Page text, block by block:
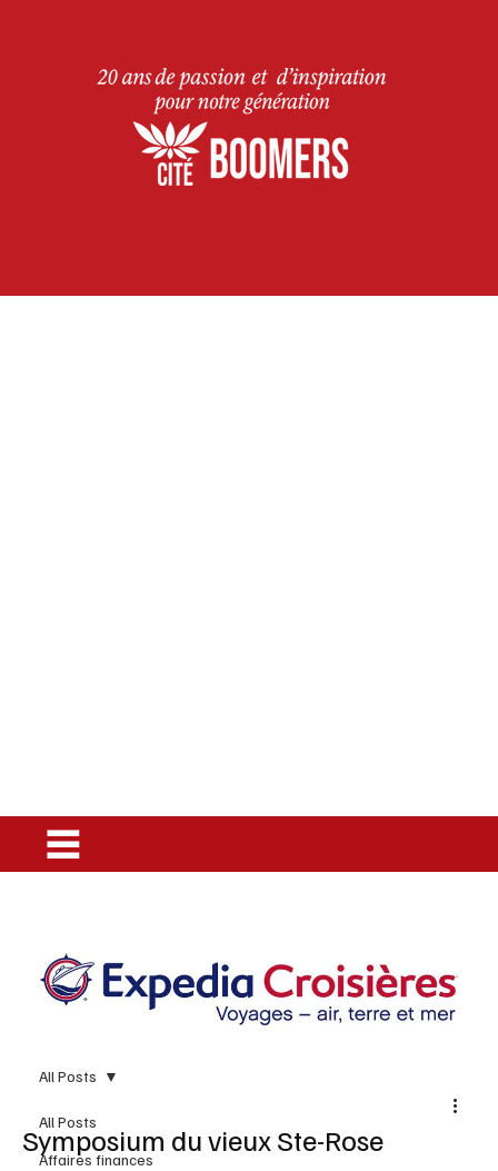
All Posts
Affaires finances
All Posts
Symposium du vieux Ste-Rose